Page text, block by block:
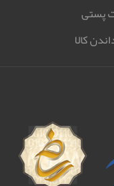
پستی
کالا